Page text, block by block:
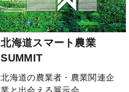
北海道スマート農業
SUMMIT
北海道の農業者・農業関連企